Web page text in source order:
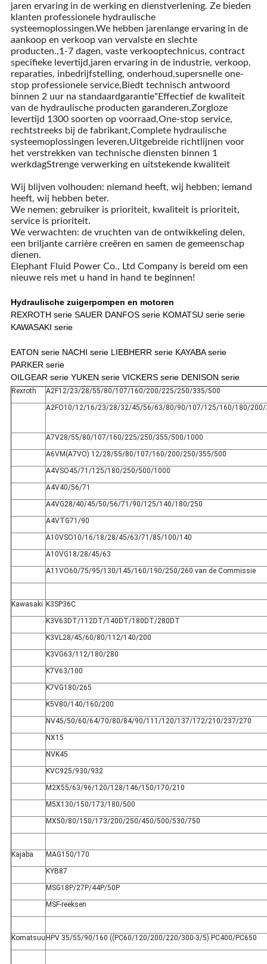
jaren ervaring in de werking en dienstverlening. Ze bieden
klanten professionele hydraulische
systeemoplossingen.We hebben jarenlange ervaring in de
aankoop en verkoop van vervalste en slechte
producten.,1-7 dagen, vaste verkooptechnicus, contract
specifieke levertijd,jaren ervaring in de industrie, verkoop,
reparaties, inbedrijfstelling, onderhoud,supersnelle one-
stop professionele service,Biedt technisch antwoord
binnen 2 uur na standaardgarantie"Effectief de kwaliteit
van de hydraulische producten garanderen,Zorgloze
levertijd 1300 soorten op voorraad,One-stop service,
rechtstreeks bij de fabrikant,Complete hydraulische
systeemoplossingen leveren,Uitgebreide richtlijnen voor
het verstrekken van technische diensten binnen 1
werkdagStrenge verwerking en uitstekende kwaliteit
Wij blijven volhouden: niemand heeft, wij hebben; iemand
heeft, wij hebben beter.
We nemen: gebruiker is prioriteit, kwaliteit is prioriteit,
service is prioriteit.
We verwachten: de vruchten van de ontwikkeling delen,
een briljante carrière creëren en samen de gemeenschap
dienen.
Elephant Fluid Power Co., Ltd Company is bereid om een
nieuwe reis met u hand in hand te beginnen!
Hydraulische zuigerpompen en motoren
REXROTH serie SAUER DANFOS serie KOMATSU serie serie
KAWASAKI serie
EATON serie NACHI serie LIEBHERR serie KAYABA serie
PARKER serie
OILGEAR serie YUKEN serie VICKERS serie DENISON serie
Rexroth
A2F12/23/28/55/80/107/160/200/225/250/335/500
A2FO10/12/16/23/28/32/45/56/63/80/90/107/125/160/180/200/
A7V28/55/80/107/160/225/250/355/500/1000
A6VM(A7VO) 12/28/55/80/107/160/200/250/355/500
A4VSO45/71/125/180/250/500/1000
A4V40/56/71
A4VG28/40/45/50/56/71/90/125/140/180/250
A4VTG71/90
A10VSO10/16/18/28/45/63/71/85/100/140
A10VG18/28/45/63
A11VO60/75/95/130/145/160/190/250/260 van de Commissie
Kawasaki K3SP36C
K3V63DT/112DT/140DT/180DT/280DT
K3VL28/45/60/80/112/140/200
K3VG63/112/180/280
K7V63/100
K7VG180/265
K5V80/140/160/200
NV45/50/60/64/70/80/84/90/111/120/137/172/210/237/270
NX15
NVK45
KVC925/930/932
M2X55/63/96/120/128/146/150/170/210
M5X130/150/173/180/500
MX50/80/150/173/200/250/450/500/530/750
Kajaba
MAG150/170
KYB87
MSG18P/27P/44P/50P
MSF-reeksen
KomatsuuHPV 35/55/90/160 ((PC60/120/200/220/300-3/5) PC400/PC650